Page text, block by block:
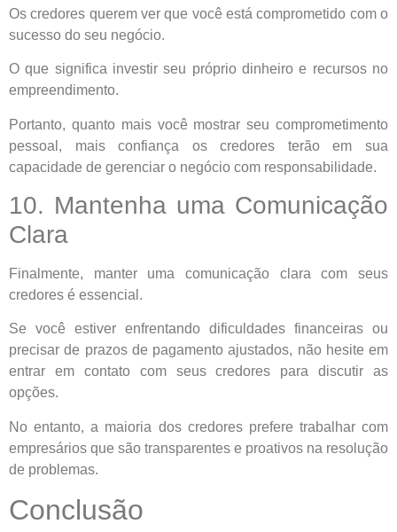
Os credores querem ver que você está comprometido com o
sucesso do seu negócio.
O que significa investir seu próprio dinheiro e recursos no
empreendimento.
Portanto, quanto mais você mostrar seu comprometimento
pessoal, mais confiança os credores terão em sua
capacidade de gerenciar o negócio com responsabilidade.
10. Mantenha uma Comunicação
Clara
Finalmente, manter uma comunicação clara com seus
credores é essencial.
Se você estiver enfrentando dificuldades financeiras ou
precisar de prazos de pagamento ajustados, não hesite em
entrar em contato com seus credores para discutir as
opções.
No entanto, a maioria dos credores prefere trabalhar com
empresários que são transparentes e proativos na resolução
de problemas.
Conclusão